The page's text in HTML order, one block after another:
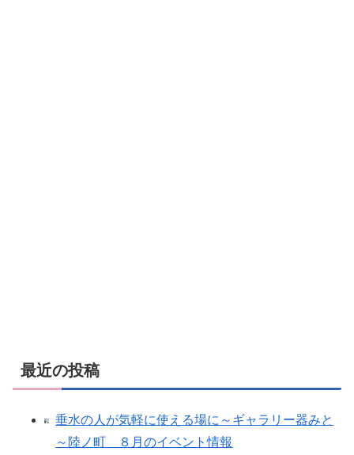
最近の投稿
垂水の人が気軽に使える場に～ギャラリー器みと
～陸ノ町 ８月のイベント情報